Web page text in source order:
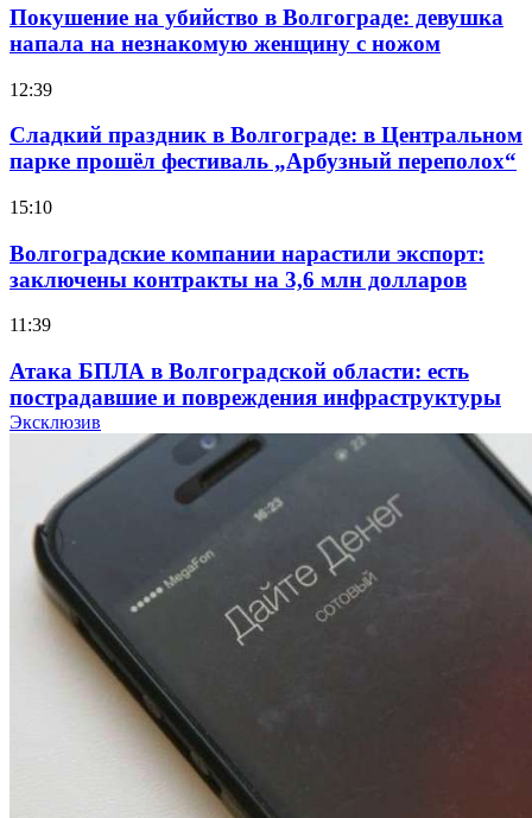
Покушение на убийство в Волгограде: девушка
напала на незнакомую женщину с ножом
12:39
Сладкий праздник в Волгограде: в Центральном
парке прошёл фестиваль „Арбузный переполох“
15:10
Волгоградские компании нарастили экспорт:
заключены контракты на 3,6 млн долларов
11:39
Атака БПЛА в Волгоградской области: есть
пострадавшие и повреждения инфраструктуры
Волгоградские вузы в топе зарплатного
рейтинга: ВолгГТУ и ВолгГМУ вошли в топ‑15
для химической отрасли и фармацевтики
18:39
В Красноармейском районе Волгограда стартует
конкурс на ремонт моста через Волго‑Донской
судоходный канал
Фестиваль #ТриЧетыре в Волгограде пройдёт
11–13 сентября в рамках Года единства народов
Эксклюзив